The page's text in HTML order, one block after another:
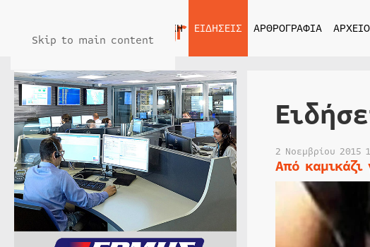
Skip to main content
ΑΡΧΙΚΗ ΕΙΔΗΣΕΙΣ ΑΡΘΡΟΓΡΑΦΙΑ
2 Νοεμβρίου 2015
Από